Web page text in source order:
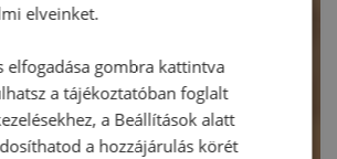
elveinket.
elfogadása gombra kattintva
a tájékoztatóban foglalt
a Beállítások alatt
a hozzájárulás körét